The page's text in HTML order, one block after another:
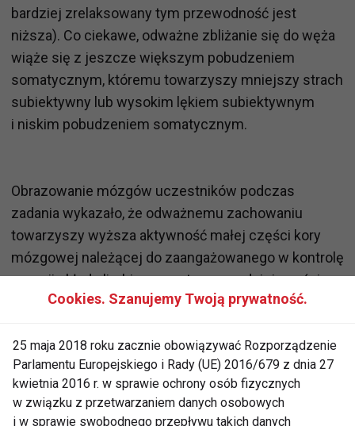
bardziej zrelaksowany tym przewodność jest
niższa). Co ciekawe, odważne zbliżanie się do węża
wiąże się z jeszcze większym pobudzeniem
somatycznym, któremu towarzyszy mniejszy strach
subiektywny lub wysokim lękiem subiektywnym
i niskim pobudzeniem somatycznym.
Obrazowanie mózgów uczestników podczas
zadania wykazało, że odważnemu zachowaniu
towarzyszy wyższa aktywność małej części kory
mózgowej należącej do zaangażowanego w kontrolę
emocji układu limbicznego, tzw. przedniej części
kory obręczy.
Zdaniem naukowców manipulacje aktywnością
przedniej części kory obręczy mogą stać się
sposobem terapii chorób o podłożu lękowym. Ich
Cookies. Szanujemy Twoją prywatność.
25 maja 2018 roku zacznie obowiązywać Rozporządzenie
Parlamentu Europejskiego i Rady (UE) 2016/679 z dnia 27
kwietnia 2016 r. w sprawie ochrony osób fizycznych
w związku z przetwarzaniem danych osobowych
i w sprawie swobodnego przepływu takich danych